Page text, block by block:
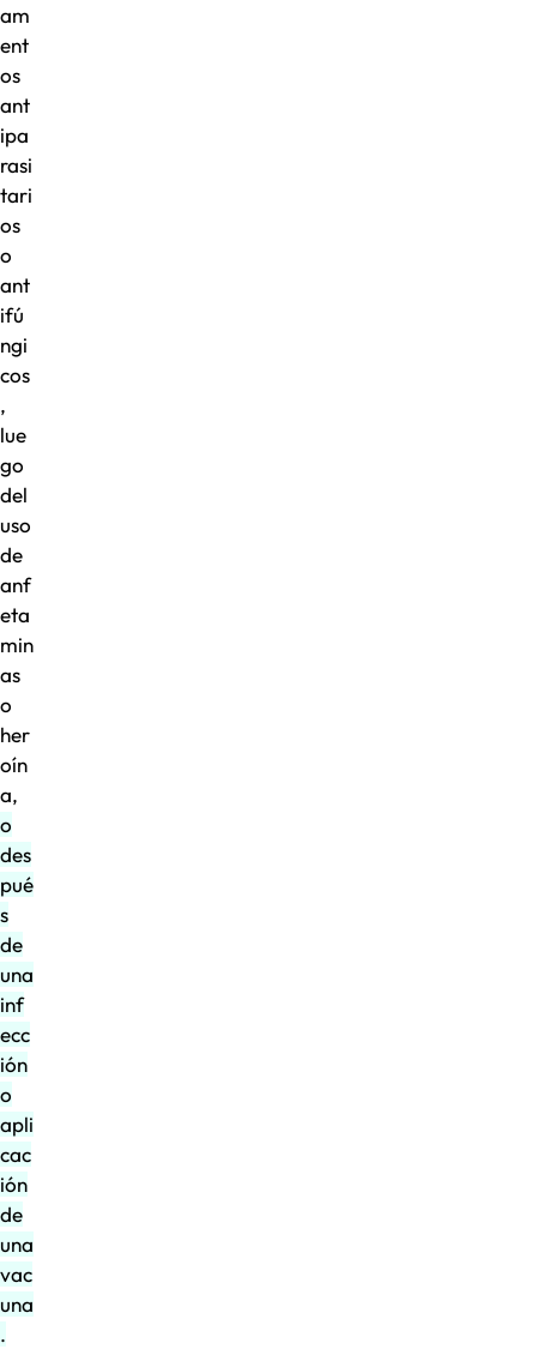
am
ent
os
ant
ipa
rasi
tari
os
o
ant
ifú
ngi
cos
,
lue
go
del
uso
de
anf
eta
min
as
o
her
oín
a,
o
des
pué
s
de
una
inf
ecc
ión
o
apli
cac
ión
de
una
vac
una
.